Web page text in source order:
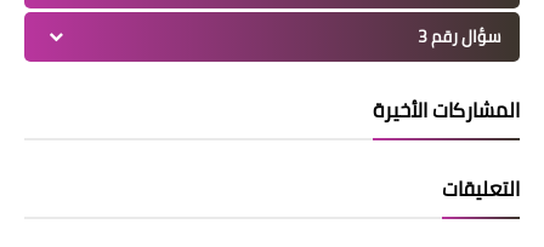
سؤال رقم 3
المشاركات الأخيرة
التعليقات